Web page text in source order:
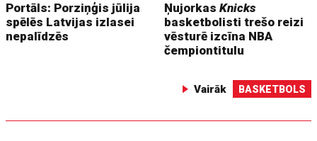
Portāls: Porziņģis jūlija
spēlēs Latvijas izlasei
nepalīdzēs
ŅujorkasKnicks
basketbolisti trešo reizi
vēsturē izcīna NBA
čempiontitulu
Vairāk BASKETBOLS